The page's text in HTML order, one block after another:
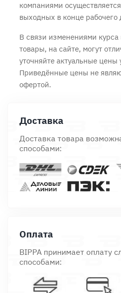
компаниями
выходных в конце рабочего
В связи изменениями
товары, на сайте, могут
уточняйте актуальные
Приведённые цены не
офертой.
Доставка
Доставка товара
способами:
Оплата
BIPPA принимает оплату
способами: